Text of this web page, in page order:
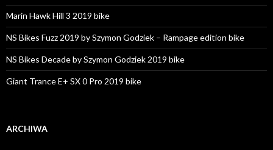
Marin Hawk Hill 3 2019 bike
NS Bikes Fuzz 2019 by Szymon Godziek – Rampage edition bike
NS Bikes Decade by Szymon Godziek 2019 bike
Giant Trance E+ SX 0 Pro 2019 bike
ARCHIWA